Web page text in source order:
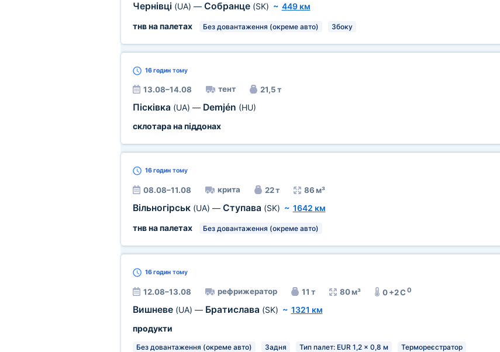
Чернівці (UA) — Собранце (SK) ~ 449 км
тнв на палетах
Без довантаження (окреме авто) Збоку
16 годинтому
13.08–14.08 тент 21,5 т
Пісківка (UA) — Demjén (HU)
склотара на піддонах
16 годинтому
08.08–11.08 крита 22 т 86 м³
Вільногірськ (UA) — Ступава (SK) ~ 1642 км
тнв на палетах
Без довантаження (окреме авто)
16 годинтому
12.08–13.08 рефрижератор 11 т 80 м³ 0 +2 C0
Вишневе (UA) — Братислава (SK) ~ 1321 км
продукти
Без довантаження (окреме авто) Задня Тип палет: EUR 1,2 x 0,8 м Термореєстратор